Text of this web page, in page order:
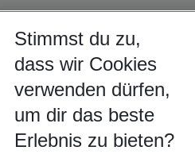
Stimmst du zu,
dass wir Cookies
verwenden dürfen,
um dir das beste
Erlebnis zu bieten?